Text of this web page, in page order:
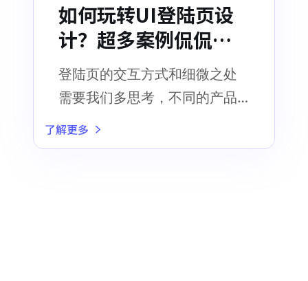
如何玩转UI登陆页设
计？超多案例侃侃而
谈！
登陆页的交互方式和细微之处
需要我们多思考，不同的产品
需要根据自己的属性来选择符
合自己的方式
了解更多